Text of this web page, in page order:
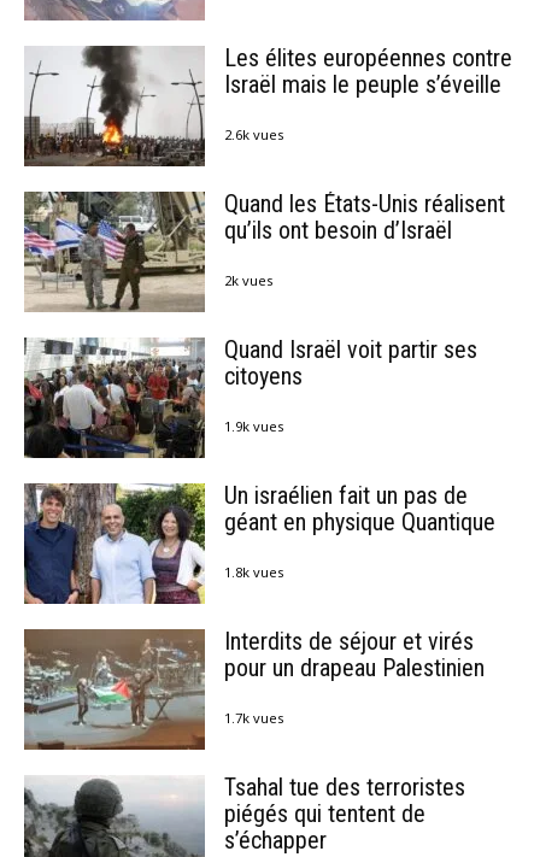
Les élites européennes contre
Israël mais le peuple s’éveille
2.6k vues
Quand les États-Unis réalisent
qu’ils ont besoin d’Israël
2k vues
Quand Israël voit partir ses
citoyens
1.9k vues
Un israélien fait un pas de
géant en physique Quantique
1.8k vues
Interdits de séjour et virés
pour un drapeau Palestinien
1.7k vues
Tsahal tue des terroristes
piégés qui tentent de
s’échapper